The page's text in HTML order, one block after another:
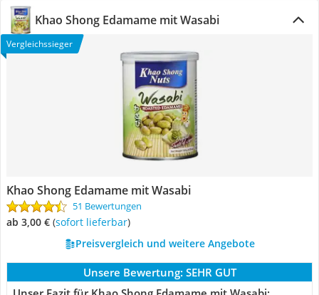
Khao Shong Edamame mit Wasabi
Vergleichssieger
Khao Shong Edamame mit Wasabi
51 Bewertungen
ab 3,00 € ( Sofort lieferbar)
Preisvergleich und weitere Angebote
Unsere Bewertung: SEHR GUT